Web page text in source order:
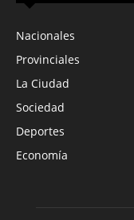
Nacionales
Provinciales
La Ciudad
Sociedad
Deportes
Economía